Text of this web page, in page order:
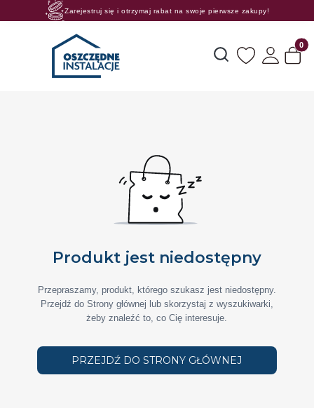
Zarejestruj się i otrzymaj rabat na swoje pierwsze zakupy!
Otwórz wyszukiwarkę
Produkt jest niedostępny
Przepraszamy, produkt, którego szukasz jest niedostępny.
Przejdź do Strony głównej lub skorzystaj z wyszukiwarki,
żeby znaleźć to, co Cię interesuje.
PRZEJDŹ DO STRONY GŁÓWNEJ